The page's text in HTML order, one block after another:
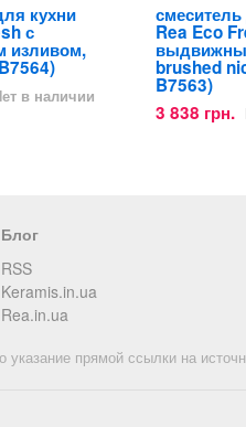
кухни
с
в наличии
Rea Eco
brushed
B7563)
3 838 грн.
Блог
RSS
Keramis.in.ua
Rea.in.ua
указание прямой ссылки на